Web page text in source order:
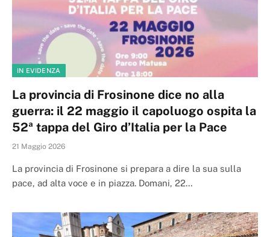
IN EVIDENZA
La provincia di Frosinone dice no alla
guerra: il 22 maggio il capoluogo ospita la
52ª tappa del Giro d’Italia per la Pace
21 Maggio 2026
La provincia di Frosinone si prepara a dire la sua sulla
pace, ad alta voce e in piazza. Domani, 22…